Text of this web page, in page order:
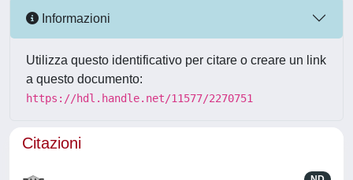
Informazioni
Utilizza questo identificativo per citare o creare un link
a questo documento:
https://hdl.handle.net/11577/2270751
Citazioni